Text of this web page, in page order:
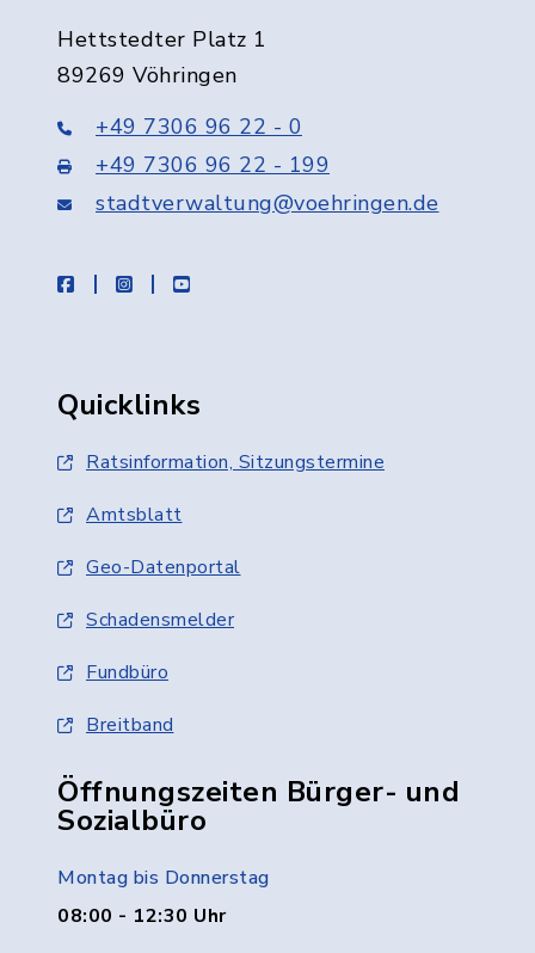
Hettstedter Platz 1
89269 Vöhringen
+49 7306 96 22 - 0
+49 7306 96 22 - 199
stadtverwaltung@voehringen.de
facebookinstagramyoutube
Quicklinks
Ratsinformation, Sitzungstermine
Amtsblatt
Geo-Datenportal
Schadensmelder
Fundbüro
Breitband
Öffnungszeiten Bürger- und
Sozialbüro
Montag bis Donnerstag
08:00 - 12:30 Uhr